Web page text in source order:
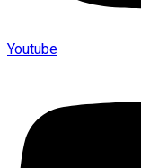
Youtube